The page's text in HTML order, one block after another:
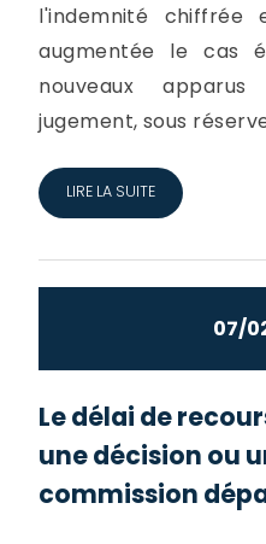
l'indemnité chiffrée
augmentée le cas
nouveaux
jugement, sous
LIRE LA SUITE
07/
Le délai de
une décision ou
commission